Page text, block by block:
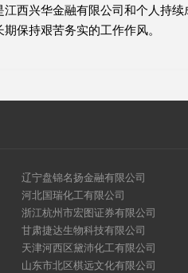
西兴华金融有限公司和个人持
保持艰苦务实的工作作风。
辽宁盘锦名扬金融有限公司
河北国瑞化工有限公司
浙江杭州市宏图证券有限公司
甘肃捷达生物科技有限公司
天津河西区黛沛化工有限公司
山东市北区棋远文化有限公司